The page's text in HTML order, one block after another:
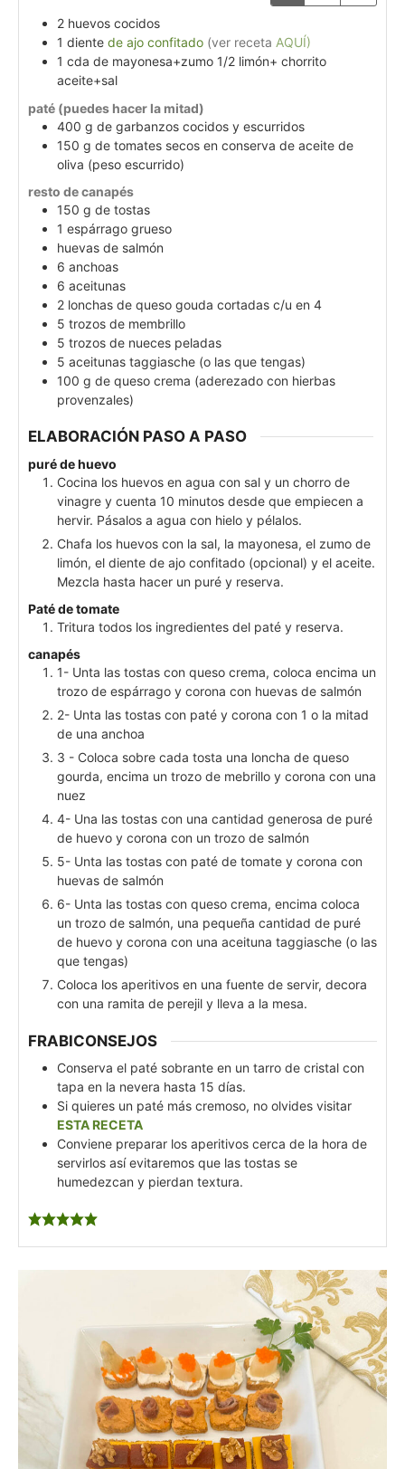
2 huevos cocidos
1 diente de ajo confitado (ver receta AQUÍ)
1 cda de mayonesa+zumo 1/2 limón+ chorrito
aceite+sal
paté (puedes hacer la mitad)
400 g de garbanzos cocidos y escurridos
150 g de tomates secos en conserva de aceite de
oliva (peso escurrido)
resto de canapés
150 g de tostas
1 espárrago grueso
huevas de salmón
6 anchoas
6 aceitunas
2 lonchas de queso gouda cortadas c/u en 4
5 trozos de membrillo
5 trozos de nueces peladas
5 aceitunas taggiasche (o las que tengas)
100 g de queso crema (aderezado con hierbas
provenzales)
ELABORACIÓN PASO A PASO
puré de huevo
Cocina los huevos en agua con sal y un chorro de
vinagre y cuenta 10 minutos desde que empiecen a
hervir. Pásalos a agua con hielo y pélalos.
Chafa los huevos con la sal, la mayonesa, el zumo de
limón, el diente de ajo confitado (opcional) y el aceite.
Mezcla hasta hacer un puré y reserva.
Paté de tomate
Tritura todos los ingredientes del paté y reserva.
canapés
1- Unta las tostas con queso crema, coloca encima un
trozo de espárrago y corona con huevas de salmón
2- Unta las tostas con paté y corona con 1 o la mitad
de una anchoa
3 - Coloca sobre cada tosta una loncha de queso
gourda, encima un trozo de mebrillo y corona con una
nuez
4- Una las tostas con una cantidad generosa de puré
de huevo y corona con un trozo de salmón
5- Unta las tostas con paté de tomate y corona con
huevas de salmón
6- Unta las tostas con queso crema, encima coloca
un trozo de salmón, una pequeña cantidad de puré
de huevo y corona con una aceituna taggiasche (o las
que tengas)
Coloca los aperitivos en una fuente de servir, decora
con una ramita de perejil y lleva a la mesa.
FRABICONSEJOS
Conserva el paté sobrante en un tarro de cristal con
tapa en la nevera hasta 15 días.
Si quieres un paté más cremoso, no olvides visitar
ESTA RECETA
Conviene preparar los aperitivos cerca de la hora de
servirlos así evitaremos que las tostas se
humedezcan y pierdan textura.